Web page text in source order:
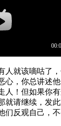
人就该嘀咕了
心，你总讲述
人！但如果你
就请继续，发
们反观自己，不